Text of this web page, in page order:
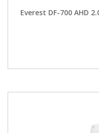
Everest DF-700 AHD